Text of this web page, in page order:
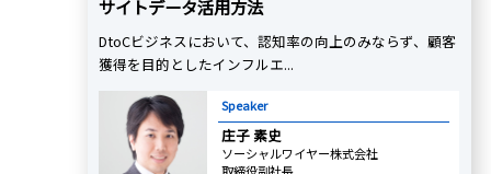
サイトデータ活用方法
DtoCビジネスにおいて、認知率の向上のみならず、顧客
獲得を目的としたインフルエ...
Speaker
庄子 素史
ソーシャルワイヤー株式会社